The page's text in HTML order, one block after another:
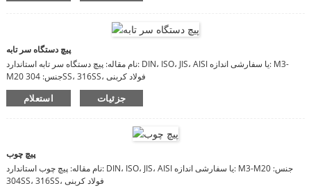
پیچ دستگاه سر تابه
نام مقاله: پیچ دستگاه سر تابه استاندارد: DIN، ISO، JIS، AISI یا سفارشی اندازه: M3-
M20 جنس: 304SS، 316SS، فولاد کربنی
استعلام جزئیات
پیچ چوب
نام مقاله: پیچ چوب استاندارد: DIN، ISO، JIS، AISI یا سفارشی اندازه: M3-M20 جنس:
304SS، 316SS، فولاد کربنی